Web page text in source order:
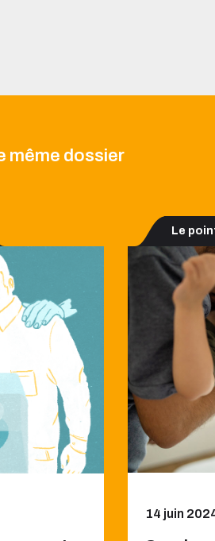
même dossier
Le
14 juin